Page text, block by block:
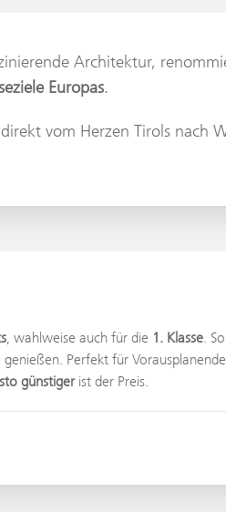
Architektur,
Europas.
vom Herzen Tirols nach
, wahlweise auch für die 1. Klasse .
Perfekt für
günstigerist der Preis.